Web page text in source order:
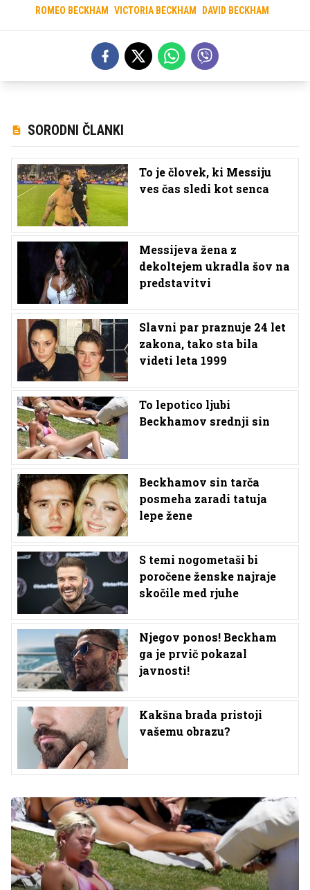
ROMEO BECKHAM VICTORIA BECKHAM DAVID BECKHAM
SORODNI ČLANKI
To je človek, ki Messiju
ves čas sledi kot senca
Messijeva žena z
dekoltejem ukradla šov na
predstavitvi
Slavni par praznuje 24 let
zakona, tako sta bila
videti leta 1999
To lepotico ljubi
Beckhamov srednji sin
Beckhamov sin tarča
posmeha zaradi tatuja
lepe žene
S temi nogometaši bi
poročene ženske najraje
skočile med rjuhe
Njegov ponos! Beckham
ga je prvič pokazal
javnosti!
Kakšna brada pristoji
vašemu obrazu?